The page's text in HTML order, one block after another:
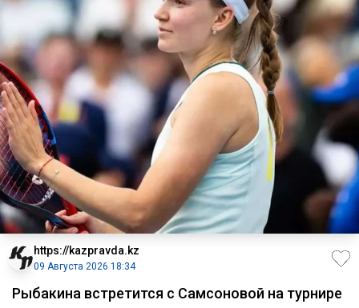
https://kazpravda.kz
09 Августа 2026 18:34
Рыбакина встретится с Самсоновой на турнире